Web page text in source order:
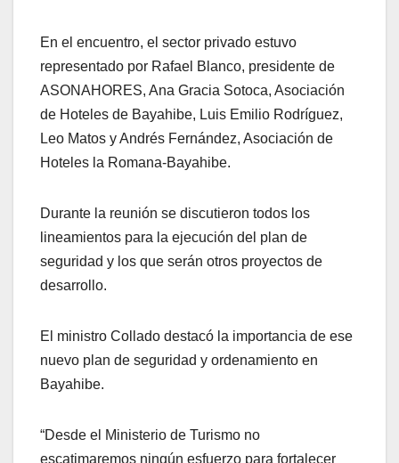
En el encuentro, el sector privado estuvo
representado por Rafael Blanco, presidente de
ASONAHORES, Ana Gracia Sotoca, Asociación
de Hoteles de Bayahibe, Luis Emilio Rodríguez,
Leo Matos y Andrés Fernández, Asociación de
Hoteles la Romana-Bayahibe.
Durante la reunión se discutieron todos los
lineamientos para la ejecución del plan de
seguridad y los que serán otros proyectos de
desarrollo.
El ministro Collado destacó la importancia de ese
nuevo plan de seguridad y ordenamiento en
Bayahibe.
“Desde el Ministerio de Turismo no
escatimaremos ningún esfuerzo para fortalecer